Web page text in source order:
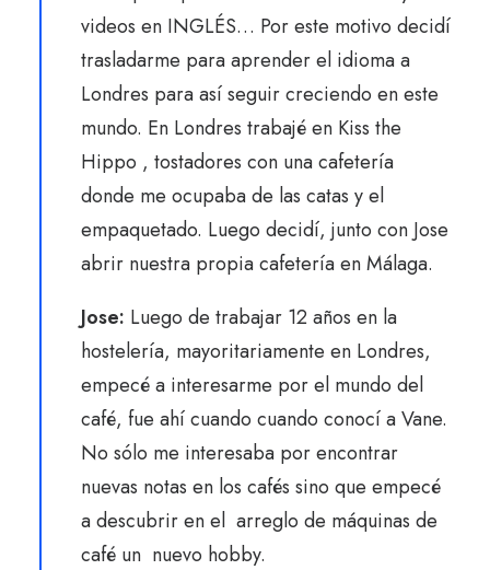
videos en INGLÉS… Por este motivo decidí
trasladarme para aprender el idioma a
Londres para así seguir creciendo en este
mundo. En Londres trabajé en Kiss the
Hippo , tostadores con una cafetería
donde me ocupaba de las catas y el
empaquetado. Luego decidí, junto con Jose
abrir nuestra propia cafetería en Málaga.
Jose: Luego de trabajar 12 años en la
hostelería, mayoritariamente en Londres,
empecé a interesarme por el mundo del
café, fue ahí cuando cuando conocí a Vane.
No sólo me interesaba por encontrar
nuevas notas en los cafés sino que empecé
a descubrir en el arreglo de máquinas de
café un nuevo hobby.